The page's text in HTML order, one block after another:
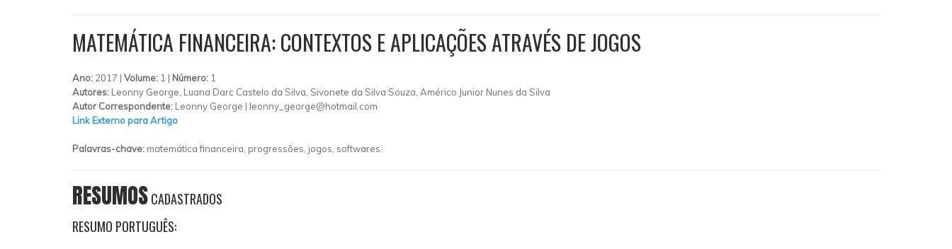
MATEMÁTICA FINANCEIRA: CONTEXTOS E APLICAÇÕES ATRAVÉS DE JOGOS
Ano: 2017 | Volume: 1 | Número: 1
Autores: Leonny George, Luana Darc Castelo da Silva, Sivonete da Silva Souza, Américo Junior Nunes da Silva
Autor Correspondente: Leonny George | leonny_george@hotmail.com
Link Externo para Artigo
Palavras-chave:matemática financeira, progressões, jogos, softwares.
RESUMOSCADASTRADOS
RESUMO PORTUGUÊS: